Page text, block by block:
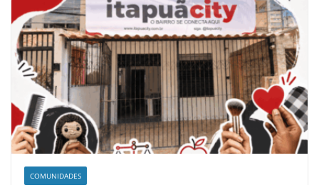
COMUNIDADES